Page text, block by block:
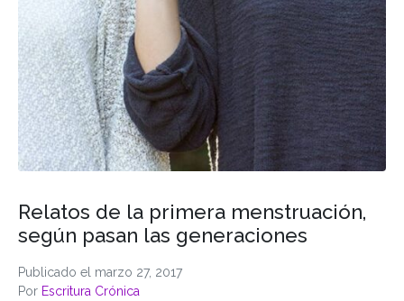
Publicado el marzo 27, 2017
Por Escritura Crónica
Relatos de la primera menstruación,
según pasan las generaciones